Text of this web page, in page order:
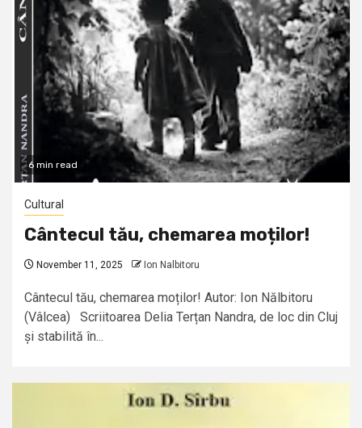
6 min read
Cultural
Cântecul tău, chemarea moților!
November 11, 2025 Ion Nalbitoru
Cântecul tău, chemarea moților! Autor: Ion Nălbitoru
(Vâlcea) Scriitoarea Delia Terțan Nandra, de loc din Cluj
și stabilită în...